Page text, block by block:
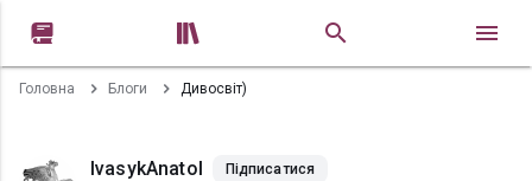
 
Головна Блоги Дивосвіт)
IvasykAnatol Підписатися